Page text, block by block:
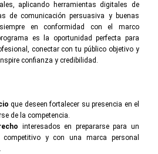
aplicando herramientas digitales de
de comunicación persuasiva y buenas
en conformidad con el marco
es la oportunidad perfecta para
conectar con tu público objetivo y
confianza y credibilidad.
que deseen fortalecer su presencia en el
de la competencia.
interesados en prepararse para un
competitivo y con una marca personal